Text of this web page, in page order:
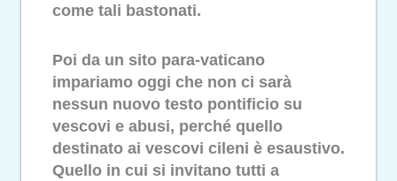
come tali bastonati.
Poi da un sito para-vaticano
impariamo oggi che non ci sarà
nessun nuovo testo pontificio su
vescovi e abusi, perché quello
destinato ai vescovi cileni è esaustivo.
Quello in cui si invitano tutti a